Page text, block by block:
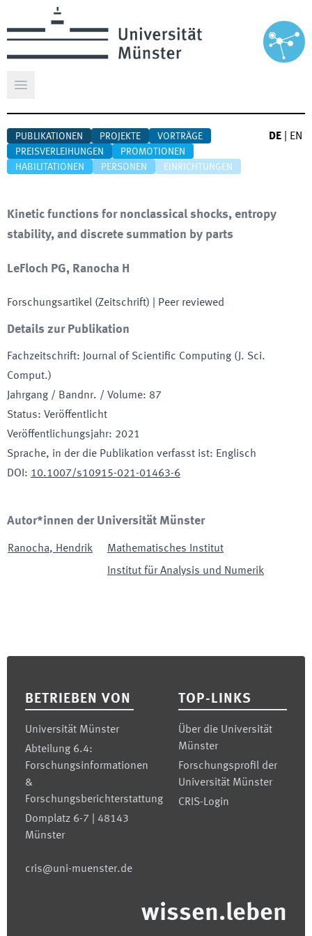
Hauptmenü öffnen
PUBLIKATIONEN PROJEKTE
VORTRÄGE
PREISVERLEIHUNGEN
PROMOTIONEN
HABILITATIONEN
PERSONEN EINRICHTUNGEN
DE EN
Kinetic functions for nonclassical shocks, entropy
stability, and discrete summation by parts
LeFloch PG, Ranocha H
Forschungsartikel (Zeitschrift) | Peer reviewed
Details zur Publikation
Fachzeitschrift:
Journal of Scientific Computing (J. Sci.
Comput.)
Jahrgang / Bandnr. / Volume: 87
Status: Veröffentlicht
Veröffentlichungsjahr: 2021
Sprache, in der die Publikation verfasst ist: Englisch
DOI : 10.1007/s10915-021-01463-6
Autor*innen der Universität Münster
Ranocha, Hendrik
Mathematisches Institut
Institut für Analysis und Numerik
BETRIEBEN VON
Universität Münster
Abteilung 6.4:
Forschungsinformationen
&
Forschungsberichterstattung
Domplatz 6-7 | 48143
Münster
cris@uni-muenster.de
TOP-LINKS
Über die Universität
Münster
Forschungsprofil der
Universität Münster
CRIS-Login
wissen.leben